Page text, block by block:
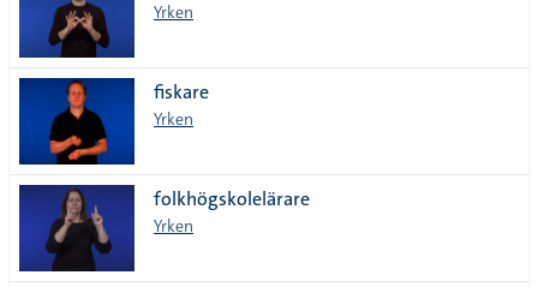
Yrken
fiskare
Yrken
folkhögskolelärare
Yrken